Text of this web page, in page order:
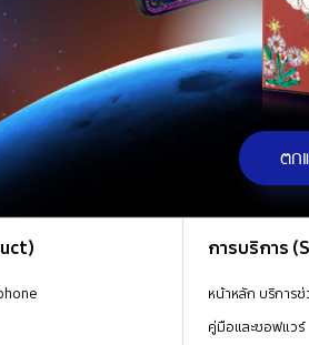
ตก
การบริการ
หน้าหลัก บริการช่
คู่มือและซอฟแวร์